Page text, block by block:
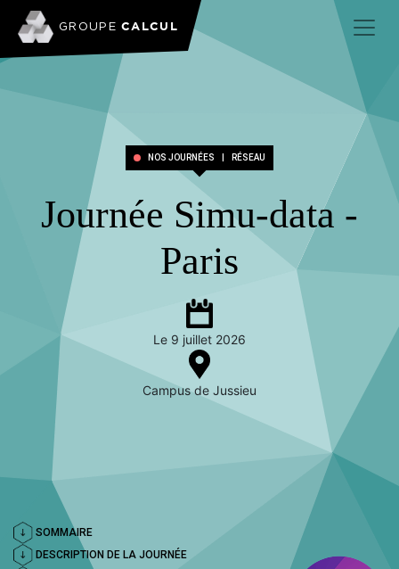
GROUPECALCUL
NOS JOURNÉES RÉSEAU
Journée Simu-data -
Paris
Le 9 juillet 2026
Campus de Jussieu
SOMMAIRE
DESCRIPTION DE LA JOURNÉE